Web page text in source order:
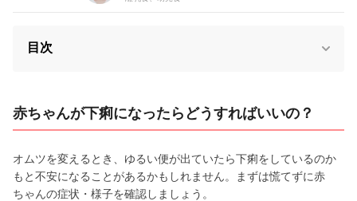
目次
赤ちゃんが下痢になったらどうすればいいの？
オムツを変えるとき、ゆるい便が出ていたら下痢をしているのか
もと不安になることがあるかもしれません。まずは慌てずに赤
ちゃんの症状・様子を確認しましょう。